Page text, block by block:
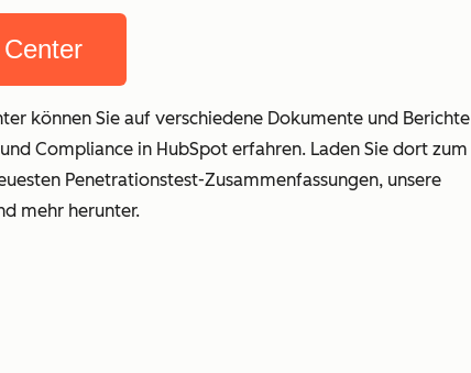
können Sie auf verschiedene Dokumente und Berichte
Compliance in HubSpot erfahren. Laden Sie dort zum
Penetrationstest-Zusammenfassungen, unsere
mehr herunter.